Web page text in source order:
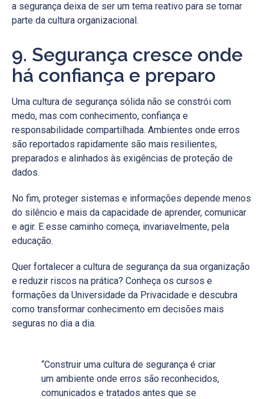
a segurança deixa de ser um tema reativo para se tornar
parte da cultura organizacional.
9. Segurança cresce onde
há confiança e preparo
Uma cultura de segurança sólida não se constrói com
medo, mas com conhecimento, confiança e
responsabilidade compartilhada. Ambientes onde erros
são reportados rapidamente são mais resilientes,
preparados e alinhados às exigências de proteção de
dados.
No fim, proteger sistemas e informações depende menos
do silêncio e mais da capacidade de aprender, comunicar
e agir. E esse caminho começa, invariavelmente, pela
educação.
Quer fortalecer a cultura de segurança da sua organização
e reduzir riscos na prática? Conheça os cursos e
formações da Universidade da Privacidade e descubra
como transformar conhecimento em decisões mais
seguras no dia a dia.
“Construir uma cultura de segurança é criar
um ambiente onde erros são reconhecidos,
comunicados e tratados antes que se